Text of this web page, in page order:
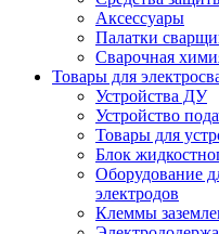
Аксессуары
Палатки
Сварочная
Товары для
Устройства ДУ
Устройство
Товары для
Блок
Оборудование
электродов
Клеммы